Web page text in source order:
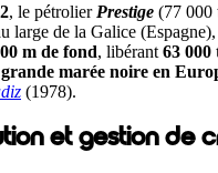
, le pétrolier Prestige (77 000
large de la Galice (Espagne),
m de fond, libérant 63 000
marée noire en
(1978).
et gestion de